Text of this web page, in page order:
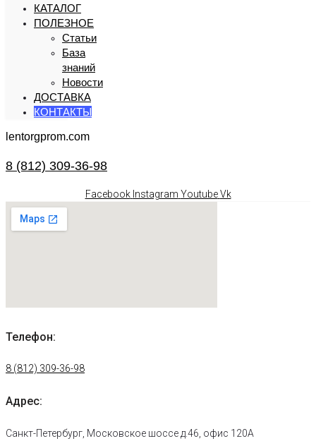
КАТАЛОГ
ПОЛЕЗНОЕ
Статьи
База
знаний
Новости
ДОСТАВКА
КОНТАКТЫ
lentorgprom.com
8 (812) 309-36-98
Facebook Instagram Youtube Vk
Телефон:
8 (812) 309-36-98
Адрес:
Санкт-Петербург, Московское шоссе д.46, офис 120А